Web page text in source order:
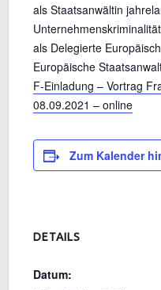
als Staatsanwältin
als Delegierte
Europäische
F-Einladung – Vortrag
08.09.2021 – online
Zum Kalender
DETAILS
Datum: